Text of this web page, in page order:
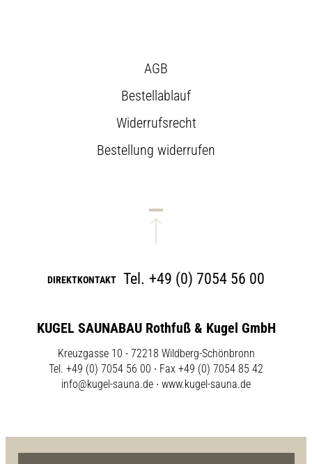
AGB
Bestellablauf
Widerrufsrecht
Bestellung widerrufen
DIREKTKONTAKT Tel. +49 (0) 7054 56 00
KUGEL SAUNABAU Rothfuß & Kugel GmbH
Kreuzgasse 10 ∙ 72218 Wildberg-Schönbronn
Tel. +49 (0) 7054 56 00 ∙ Fax +49 (0) 7054 85 42
info@kugel-sauna.de ∙ www.kugel-sauna.de